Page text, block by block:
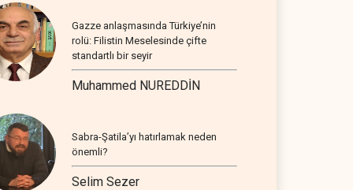
Gazze anlaşmasında Türkiye’nin
rolü: Filistin Meselesinde çifte
standartlı bir seyir
Muhammed NUREDDİN
Sabra-Şatila’yı hatırlamak neden
önemli?
Selim Sezer